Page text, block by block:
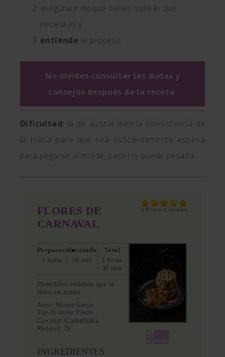
asegúrate de que tienes todo lo que
necesitas y
entiende el proceso.
No olvides consultar las dudas y
consejos después de la receta.
Dificultad: la de ajustar bien la consistencia de
la masa para que sea suficientemente espesa
para pegarse al molde, pero no quede pesada.
5.0 from 1 reviews
FLORES DE
CARNAVAL
Preparación
3 horas
Cocinado
30 min
Total
3 horas
30 min
Panecillos rellenos que se
fríen en aceite
Autor: Miriam García
Tipo de receta: Postre
Cocina: Castellana
Raciones: 25
INGREDIENTES